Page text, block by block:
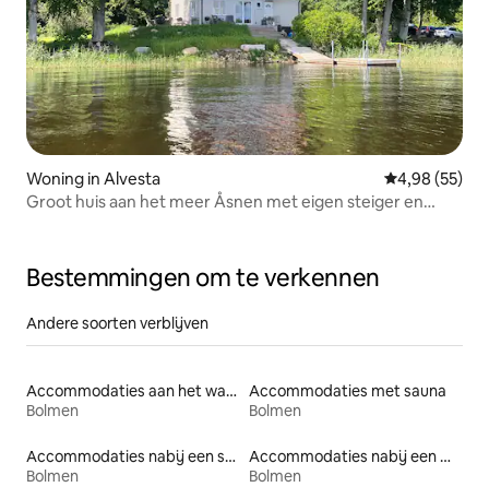
Woning in Alvesta Gemiddelde
4,98 (55)
Groot huis aan het meer Åsnen met eigen steiger en
Bestemmingen om te verkennen
Andere soorten verblijven
Accommodaties aan het water
Bolmen
Accommodaties met sauna
Bolmen
Accommodaties nabij een strand
Bolmen
Accommodaties nabij een meer
Bolmen